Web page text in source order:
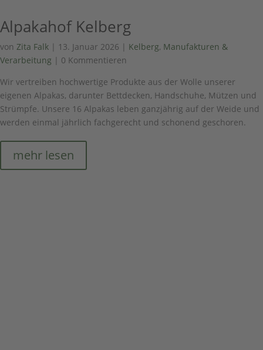
Alpakahof Kelberg
von Zita Falk | 13. Januar 2026 | Kelberg, Manufakturen &
Verarbeitung | 0 Kommentieren
Wir vertreiben hochwertige Produkte aus der Wolle unserer
eigenen Alpakas, darunter Bettdecken, Handschuhe, Mützen und
Strümpfe. Unsere 16 Alpakas leben ganzjährig auf der Weide und
werden einmal jährlich fachgerecht und schonend geschoren.
mehr lesen